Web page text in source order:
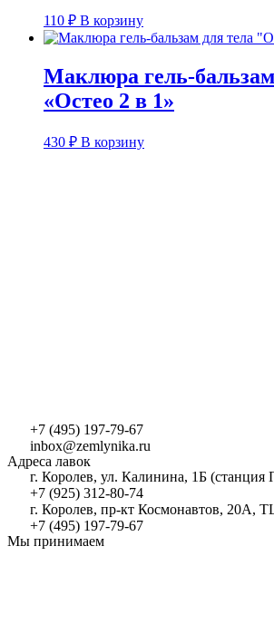
110 ₽ В корзину
Маклюра гель-
«Остео 2 в 1»
430 ₽ В корзину
+7 (495) 197-79-67
inbox@zemlynika.ru
Адреса лавок
г. Королев, ул. Калинина, 1Б
+7 (925) 312-80-74
г. Королев, пр-кт Космонавтов, 20А,
+7 (495) 197-79-67
Мы принимаем